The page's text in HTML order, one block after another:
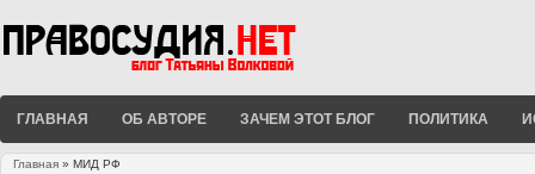
ГЛАВНАЯ ОБ АВТОРЕ ЗАЧЕМ ЭТОТ БЛОГ ПОЛИТИКА
Главная » МИД РФ